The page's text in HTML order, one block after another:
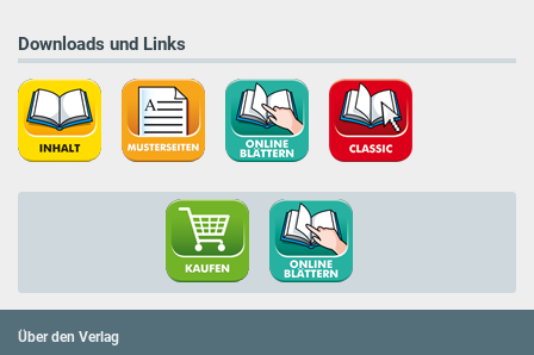
Downloads und Links
Über den Verlag